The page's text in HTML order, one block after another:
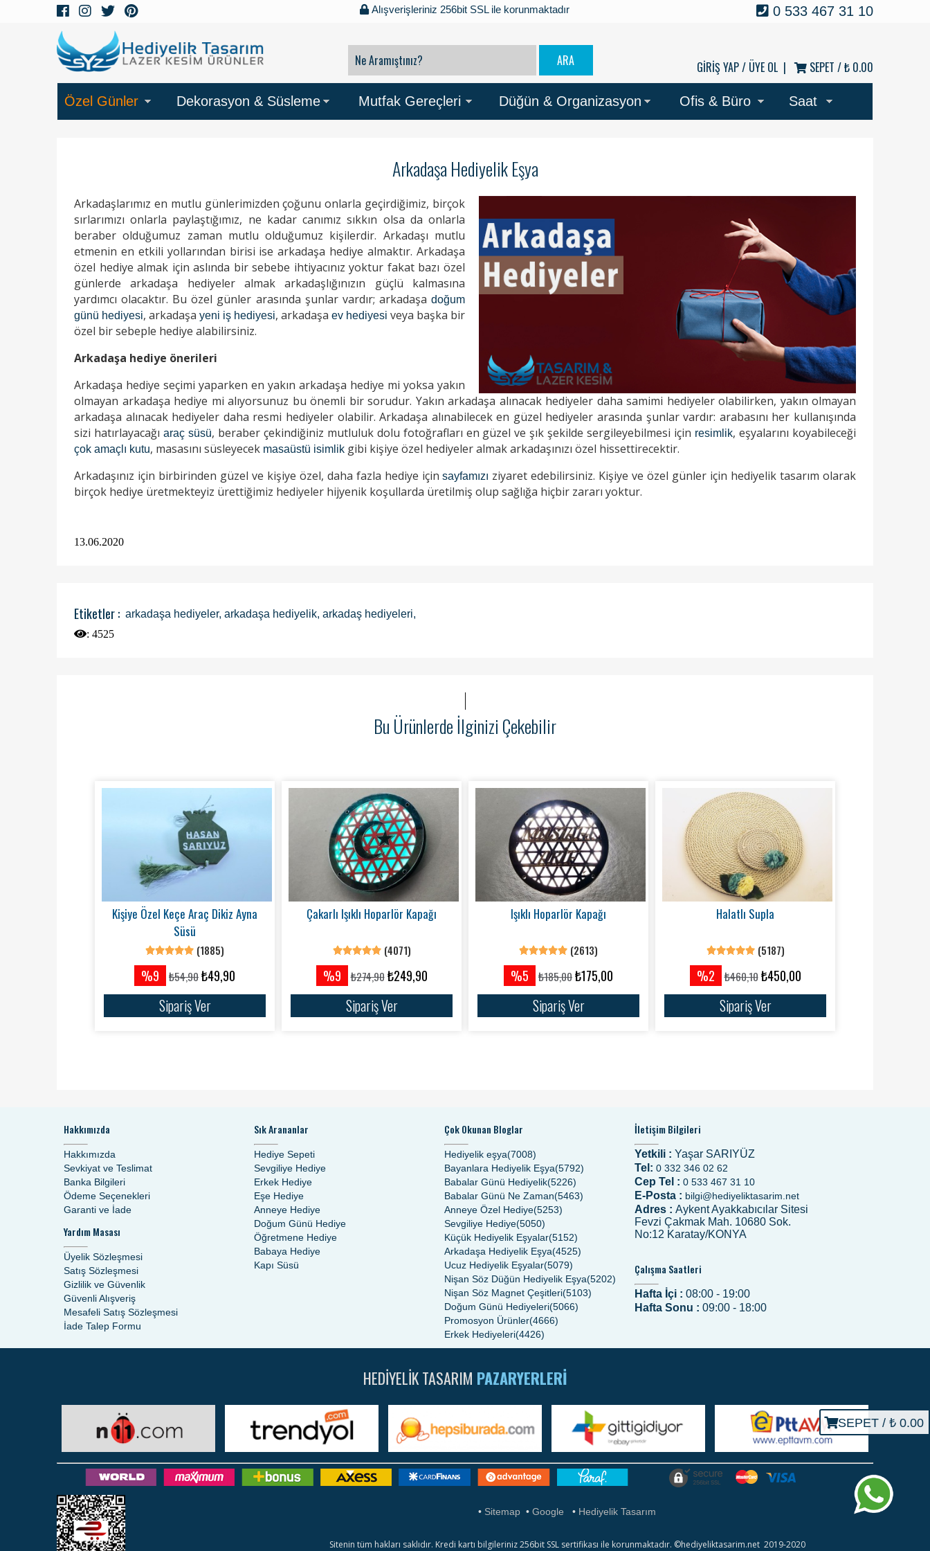
Alışverişleriniz 256bit SSL ile korunmaktadır 0 533 467 31 10
GİRİŞ YAP / ÜYE OL | SEPET /₺ 0.00
Özel Günler Dekorasyon & Süsleme Mutfak Gereçleri Düğün & Organizasyon Ofis & Büro Saat
SEPET / ₺ 0.00
Arkadaşa Hediyelik Eşya
Arkadaşlarımız en mutlu günlerimizden çoğunu onlarla geçirdiğimiz, birçok
sırlarımızı onlarla paylaştığımız, ne kadar canımız sıkkın olsa da onlarla
beraber olduğumuz zaman mutlu olduğumuz kişilerdir. Arkadaşı mutlu
etmenin en etkili yollarından birisi ise arkadaşa hediye almaktır. Arkadaşa
özel hediye almak için aslında bir sebebe ihtiyacınız yoktur fakat bazı özel
günlerde arkadaşa hediyeler almak arkadaşlığınızın güçlü kalmasına
yardımcı olacaktır. Bu özel günler arasında şunlar vardır; arkadaşa doğum
günü hediyesi, arkadaşa yeni iş hediyesi, arkadaşa ev hediyesi veya başka bir
özel bir sebeple hediye alabilirsiniz.
Arkadaşa hediye önerileri
Arkadaşa hediye seçimi yaparken en yakın arkadaşa hediye mi yoksa yakın
olmayan arkadaşa hediye mi alıyorsunuz bu önemli bir sorudur. Yakın arkadaşa alınacak hediyeler daha samimi hediyeler olabilirken, yakın olmayan
arkadaşa alınacak hediyeler daha resmi hediyeler olabilir. Arkadaşa alınabilecek en güzel hediyeler arasında şunlar vardır: arabasını her kullanışında
sizi hatırlayacağı araç süsü, beraber çekindiğiniz mutluluk dolu fotoğrafları en güzel ve şık şekilde sergileyebilmesi için resimlik, eşyalarını koyabileceği
çok amaçlı kutu, masasını süsleyecek masaüstü isimlik gibi kişiye özel hediyeler almak arkadaşınızı özel hissettirecektir.
Arkadaşınız için birbirinden güzel ve kişiye özel, daha fazla hediye içinsayfamızı ziyaret edebilirsiniz. Kişiye ve özel günler için hediyelik tasarım olarak
birçok hediye üretmekteyiz ürettiğimiz hediyeler hijyenik koşullarda üretilmiş olup sağlığa hiçbir zararı yoktur.
13.06.2020
Etiketler : arkadaşa hediyeler, arkadaşa hediyelik, arkadaş hediyeleri,
: 4525
Bu Ürünlerde İlginizi Çekebilir
Kişiye Özel Keçe Araç Dikiz Ayna
Süsü
(1885)
%9 ₺54,90₺49,90
Sipariş Ver
Çakarlı Işıklı Hoparlör Kapağı
(4071)
%9 ₺274,90₺249,90
Sipariş Ver
Işıklı Hoparlör Kapağı
(2613)
%5 ₺185,00₺175,00
Sipariş Ver
Halatlı Supla
(5187)
%2 ₺460,10₺450,00
Sipariş Ver
Hakkımızda
Hakkımızda
Sevkiyat ve Teslimat
Banka Bilgileri
Ödeme Seçenekleri
Garanti ve İade
Yardım Masası
Üyelik Sözleşmesi
Satış Sözleşmesi
Gizlilik ve Güvenlik
Güvenli Alışveriş
Mesafeli Satış Sözleşmesi
İade Talep Formu
Sık Arananlar
Hediye Sepeti
Sevgiliye Hediye
Erkek Hediye
Eşe Hediye
Anneye Hediye
Doğum Günü Hediye
Öğretmene Hediye
Babaya Hediye
Kapı Süsü
Çok Okunan Bloglar
Hediyelik eşya(7008)
Bayanlara Hediyelik Eşya(5792)
Babalar Günü Hediyelik(5226)
Babalar Günü Ne Zaman(5463)
Anneye Özel Hediye(5253)
Sevgiliye Hediye(5050)
Küçük Hediyelik Eşyalar(5152)
Arkadaşa Hediyelik Eşya(4525)
Ucuz Hediyelik Eşyalar(5079)
Nişan Söz Düğün Hediyelik Eşya(5202)
Nişan Söz Magnet Çeşitleri(5103)
Doğum Günü Hediyeleri(5066)
Promosyon Ürünler(4666)
Erkek Hediyeleri(4426)
İletişim Bilgileri
Yetkili : Yaşar SARIYÜZ
Tel: 0 332 346 02 62
Cep Tel : 0 533 467 31 10
E-Posta : bilgi@hediyeliktasarim.net
Adres : Aykent Ayakkabıcılar Sitesi
Fevzi Çakmak Mah. 10680 Sok.
No:12 Karatay/KONYA
Çalışma Saatleri
Hafta İçi : 08:00 - 19:00
Hafta Sonu : 09:00 - 18:00
HEDIYELIK TASARIM PAZARYERLERI
• Sitemap • Google • Hediyelik Tasarım
Sitenin tüm hakları saklıdır. Kredi kartı bilgileriniz 256bit SSL sertifikası ile korunmaktadır. ©hediyeliktasarim.net 2019-2020